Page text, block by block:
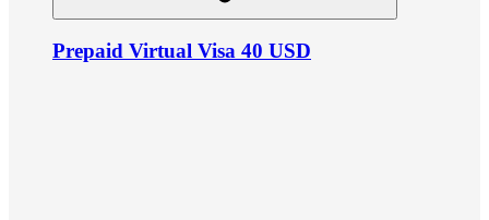
Prepaid Virtual Visa 40 USD